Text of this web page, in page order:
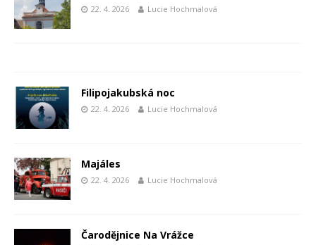
22. 4. 2026 Lucie Hochmalová
Filipojakubská noc
22. 4. 2026 Lucie Hochmalová
Majáles
22. 4. 2026 Lucie Hochmalová
Čarodějnice Na Vrážce